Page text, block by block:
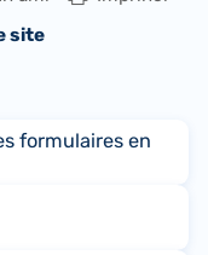
site
formulaires en